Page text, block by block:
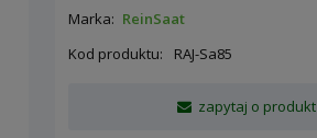
Marka: ReinSaat
Kod produktu:
RAJ-Sa85
zapytaj o produkt